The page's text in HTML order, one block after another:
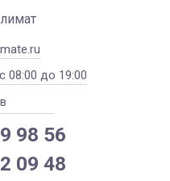
08:00 до 19:00
98 56
09 48